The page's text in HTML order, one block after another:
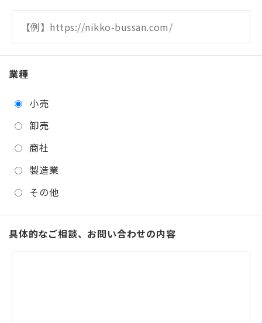
業種
小売
卸売
商社
製造業
その他
具体的なご相談、お問い合わせの内容